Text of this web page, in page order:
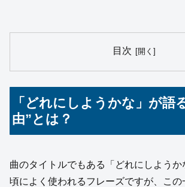
目次
「どれにしようかな」が語
由”とは？
曲のタイトルでもある「どれにしよう
頃によく使われるフレーズですが、こ